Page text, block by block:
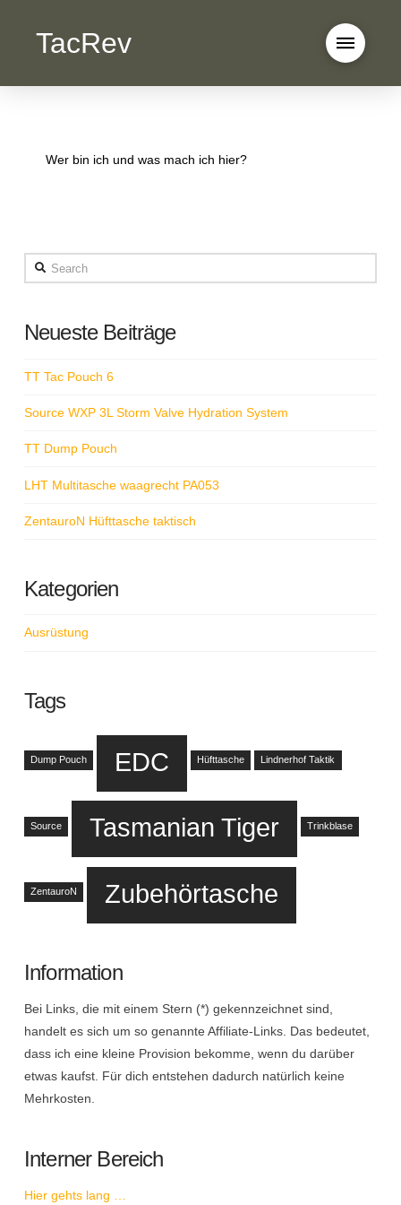
TacRev
Wer bin ich und was mach ich hier?
Search
Neueste Beiträge
TT Tac Pouch 6
Source WXP 3L Storm Valve Hydration System
TT Dump Pouch
LHT Multitasche waagrecht PA053
ZentauroN Hüfttasche taktisch
Kategorien
Ausrüstung
Tags
Dump Pouch EDC Hüfttasche Lindnerhof Taktik
Source Tasmanian Tiger Trinkblase
ZentauroN Zubehörtasche
Information
Bei Links, die mit einem Stern (*) gekennzeichnet sind,
handelt es sich um so genannte Affiliate-Links. Das bedeutet,
dass ich eine kleine Provision bekomme, wenn du darüber
etwas kaufst. Für dich entstehen dadurch natürlich keine
Mehrkosten.
Interner Bereich
Hier gehts lang …